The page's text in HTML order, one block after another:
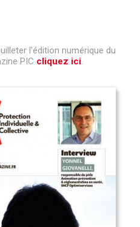
l'édition numérique du
PIC cliquez ici.